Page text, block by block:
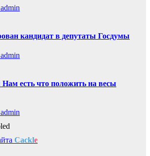
кандидат в депутаты Госдумы
есть что положить на весы
Cackle